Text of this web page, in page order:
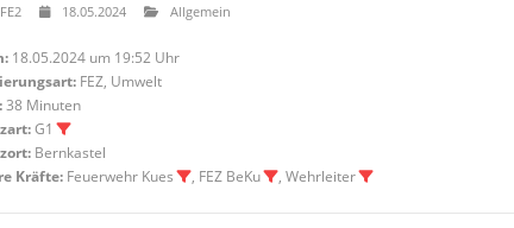
FE2 18.05.2024 Allgemein
18.05.2024 um 19:52 Uhr
FEZ, Umwelt
38 Minuten
G1
Bernkastel
Kräfte: Feuerwehr Kues , FEZ BeKu , Wehrleiter